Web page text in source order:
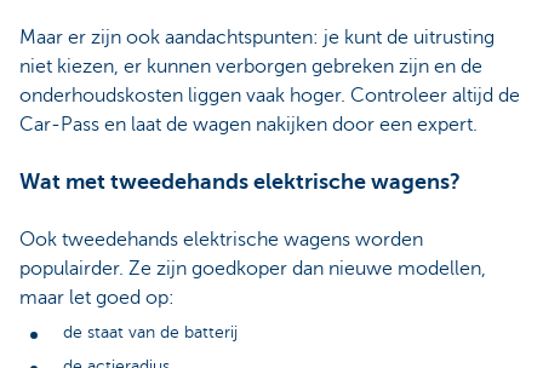
Maar er zijn ook aandachtspunten: je kunt de uitrusting
niet kiezen, er kunnen verborgen gebreken zijn en de
onderhoudskosten liggen vaak hoger. Controleer altijd de
Car-Pass en laat de wagen nakijken door een expert.
Wat met tweedehands elektrische wagens?
Ook tweedehands elektrische wagens worden
populairder. Ze zijn goedkoper dan nieuwe modellen,
maar let goed op:
de staat van de batterij